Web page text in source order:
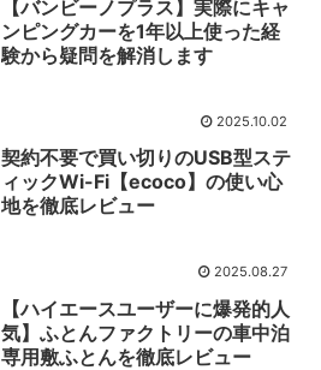
【バンビーノプラス】実際にキャ
ンピングカーを1年以上使った経
験から疑問を解消します
2025.10.02
契約不要で買い切りのUSB型ステ
ィックWi-Fi【ecoco】の使い心
地を徹底レビュー
2025.08.27
【ハイエースユーザーに爆発的人
気】ふとんファクトリーの車中泊
専用敷ふとんを徹底レビュー